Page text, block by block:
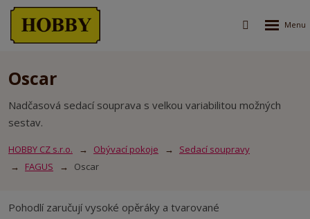
Vyhledávání
Rozbalení
Oscar
Nadčasová sedací souprava s velkou variabilitou možných
sestav.
HOBBY CZ s.r.o. Obývací pokoje
Sedací soupravy
FAGUS
Oscar
Pohodlí zaručují vysoké opěráky a tvarované